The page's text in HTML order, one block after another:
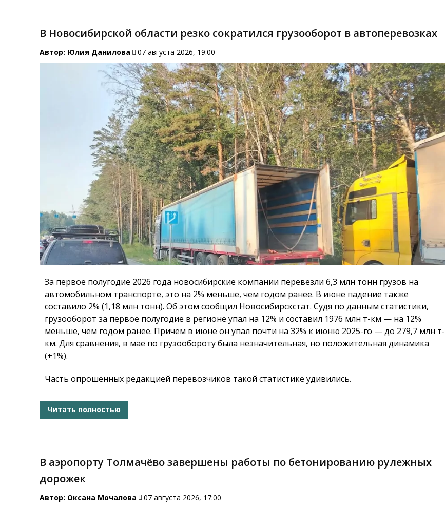
В Новосибирской области резко сократился грузооборот в автоперевозках
Автор: Юлия Данилова 07 августа 2026, 19:00
За первое полугодие 2026 года новосибирские компании перевезли 6,3 млн тонн грузов на
автомобильном транспорте, это на 2% меньше, чем годом ранее. В июне падение также
составило 2% (1,18 млн тонн). Об этом сообщил Новосибирскстат. Судя по данным статистики,
грузооборот за первое полугодие в регионе упал на 12% и составил 1976 млн т-км — на 12%
меньше, чем годом ранее. Причем в июне он упал почти на 32% к июню 2025-го — до 279,7 млн т-
км. Для сравнения, в мае по грузообороту была незначительная, но положительная динамика
(+1%).
Часть опрошенных редакцией перевозчиков такой статистике удивились.
Читать полностью
В аэропорту Толмачёво завершены работы по бетонированию рулежных
дорожек
Автор: Оксана Мочалова 07 августа 2026, 17:00